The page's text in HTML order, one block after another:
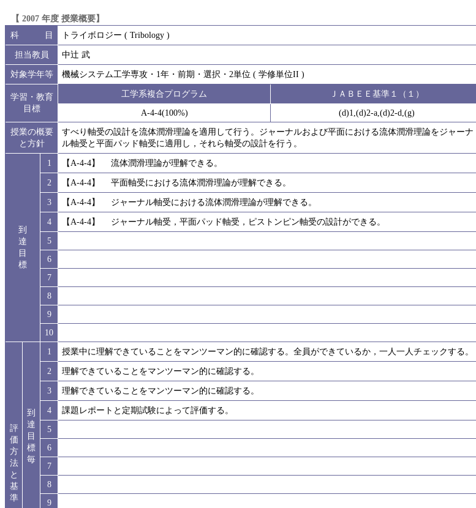
【 2007 年度 授業概要】
科 目
トライボロジー ( Tribology )
担当教員
中辻 武
対象学年等
機械システム工学専攻・1年・前期・選択・2単位 ( 学修単位II )
学習・教育
目標
工学系複合プログラム
ＪＡＢＥＥ基準１（１）
A-4-4(100%)
(d)1,(d)2-a,(d)2-d,(g)
授業の概要
と方針
すべり軸受の設計を流体潤滑理論を適用して行う。ジャーナルおよび平面における流体潤滑理論をジャーナ
ル軸受と平面パッド軸受に適用し，それら軸受の設計を行う。
到
達
目
標
1
【A-4-4】 流体潤滑理論が理解できる。
2
【A-4-4】 平面軸受における流体潤滑理論が理解できる。
3
【A-4-4】 ジャーナル軸受における流体潤滑理論が理解できる。
4
【A-4-4】 ジャーナル軸受，平面パッド軸受，ピストンピン軸受の設計ができる。
5
6
7
8
9
10
評
価
方
法
と
基
準
到
達
目
標
毎
1
授業中に理解できていることをマンツーマン的に確認する。全員ができているか，一人一人チェックする。
2
理解できていることをマンツーマン的に確認する。
3
理解できていることをマンツーマン的に確認する。
4
課題レポートと定期試験によって評価する。
5
6
7
8
9